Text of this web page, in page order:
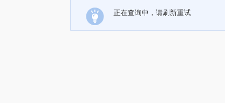
正在查询中，请刷新重试